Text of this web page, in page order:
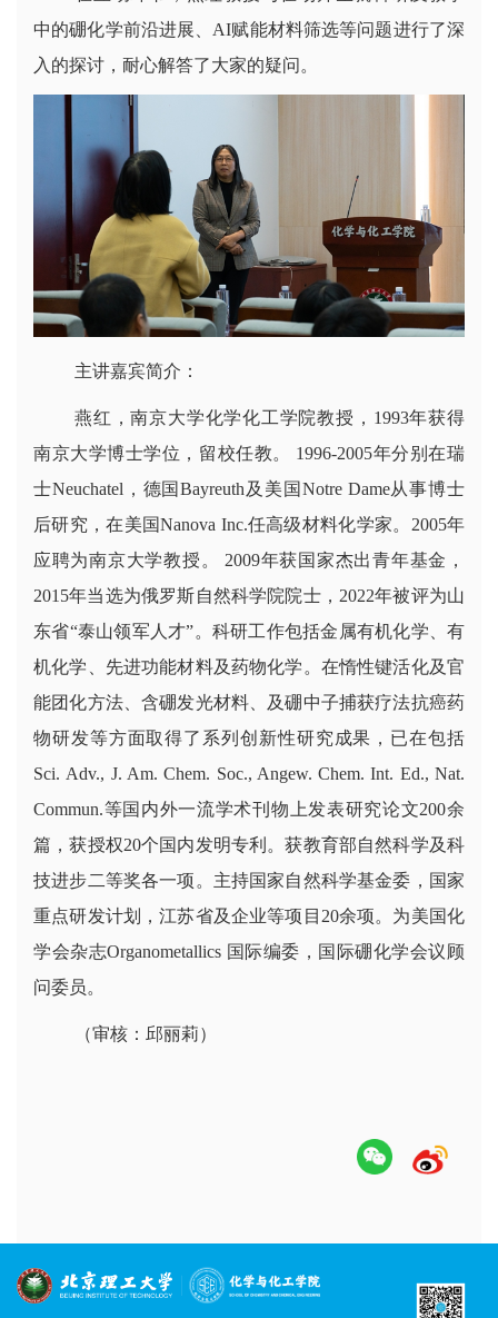
中的硼化学前沿进展、AI赋能材料筛选等问题进行了深
入的探讨，耐心解答了大家的疑问。
主讲嘉宾简介：
燕红，南京大学化学化工学院教授，1993年获得
南京大学博士学位，留校任教。 1996-2005年分别在瑞
士Neuchatel，德国Bayreuth及美国Notre Dame从事博士
后研究，在美国Nanova Inc.任高级材料化学家。2005年
应聘为南京大学教授。 2009年获国家杰出青年基金，
2015年当选为俄罗斯自然科学院院士，2022年被评为山
东省“泰山领军人才”。科研工作包括金属有机化学、有
机化学、先进功能材料及药物化学。在惰性键活化及官
能团化方法、含硼发光材料、及硼中子捕获疗法抗癌药
物研发等方面取得了系列创新性研究成果，已在包括
Sci. Adv., J. Am. Chem. Soc., Angew. Chem. Int. Ed., Nat.
Commun.等国内外一流学术刊物上发表研究论文200余
篇，获授权20个国内发明专利。获教育部自然科学及科
技进步二等奖各一项。主持国家自然科学基金委，国家
重点研发计划，江苏省及企业等项目20余项。为美国化
学会杂志Organometallics 国际编委，国际硼化学会议顾
问委员。
（审核：邱丽莉）